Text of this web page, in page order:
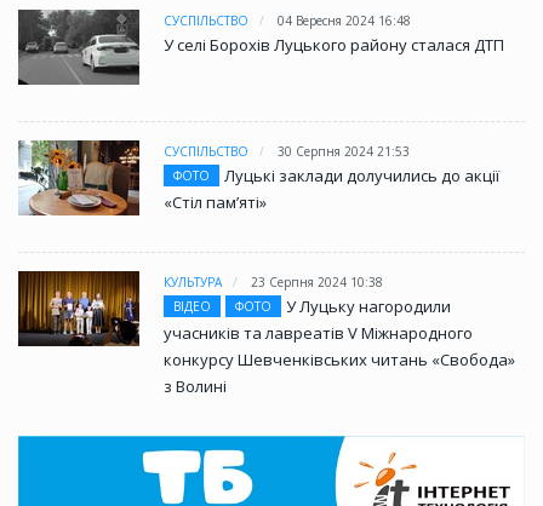
СУСПІЛЬСТВО 04 Вересня 2024 16:48
У селі Борохів Луцького району сталася ДТП
СУСПІЛЬСТВО
30 Серпня 2024 21:53
ФОТО
Луцькі заклади долучились до акції
«Стіл памʼяті»
КУЛЬТУРА
23 Серпня 2024 10:38
ВІДЕО
ФОТО
У Луцьку нагородили
учасників та лавреатів V Міжнародного
конкурсу Шевченківських читань «Свобода»
з Волині